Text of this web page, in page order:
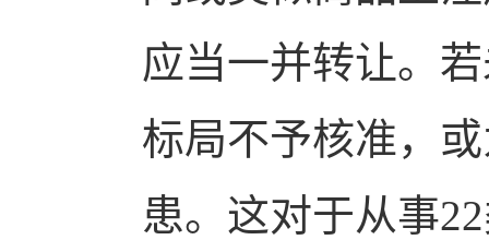
应当一并转让。
标局不予核准，
患。这对于从事